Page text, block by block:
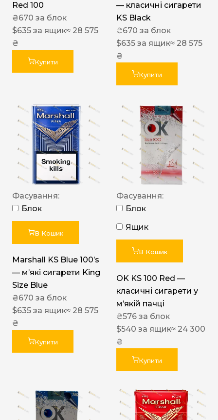
Red 100
₴670 за блок
$635 за ящик≈ 28 575
₴
Купити
— класичні сигарети
KS Black
₴670 за блок
$635 за ящик≈ 28 575
₴
Купити
Фасування:
Блок
В Кошик
Marshall KS Blue 100’s
— м’які сигарети King
Size Blue
₴670 за блок
$635 за ящик≈ 28 575
₴
Купити
Фасування:
Блок
Ящик
В Кошик
OK KS 100 Red —
класичні сигарети у
м’якій пачці
₴576 за блок
$540 за ящик≈ 24 300
₴
Купити